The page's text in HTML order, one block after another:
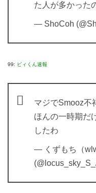
た人が多かった
— ShoCoh
99: ビィくん速報
マジでSmooz不
ほんの一時期だ
したわ
— くずもち（